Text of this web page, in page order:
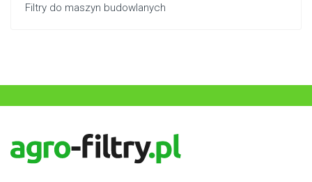
Filtry do maszyn budowlanych